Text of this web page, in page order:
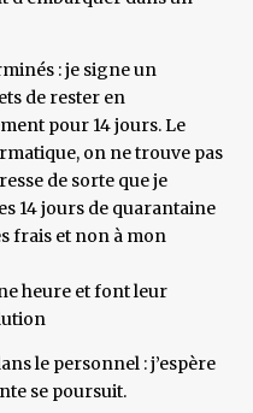
: je signe un
de rester en
pour 14 jours. Le
on ne trouve pas
de sorte que je
14 jours de quarantaine
frais et non à mon
heure et font leur
le personnel : j’espère
se poursuit.